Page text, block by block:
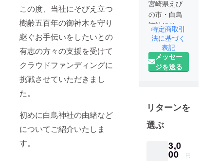
この度、当社にそびえ立つ
樹齢五百年の御神木を守り
継ぐお手伝いをしたいとの
有志の方々の支援を受けて
クラウドファンディングに
挑戦させていただきまし
た。
初めに白鳥神社の由緒など
についてご紹介いたしま
す。
宮崎県えび
の市・白鳥
神社にそび
え立つ樹齢
500年の御神
木を守り継
いでいくた
志で結成さ
れたCFプロ
ジェクト
チームで
特定商取引
法に基づく
表記
メッセー
ジを送る
リターンを
選ぶ
3,0
00 円